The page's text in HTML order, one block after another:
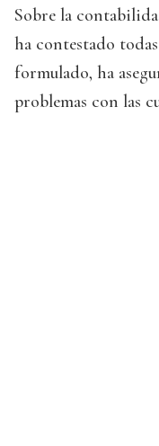
Sobre la
ha contestado
formulado, ha
problemas con las